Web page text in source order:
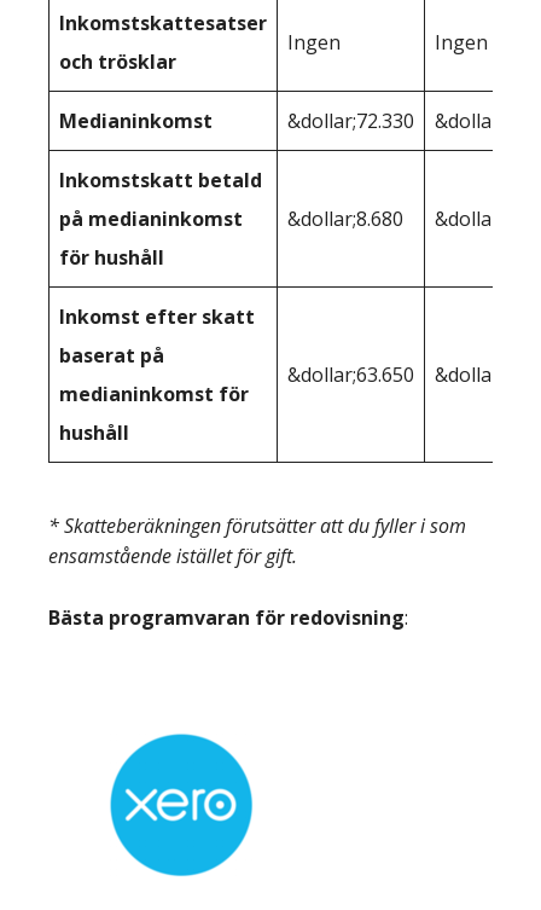
Inkomstskattesatser
och trösklar
Ingen Ingen
Medianinkomst &dollar;72.330
Inkomstskatt betald
på medianinkomst
för hushåll
&dollar;8.680
Inkomst efter skatt
baserat på
medianinkomst för
hushåll
&dollar;63.650
* Skatteberäkningen förutsätter att du fyller i som
ensamstående istället för gift.
Bästa programvaran för redovisning: